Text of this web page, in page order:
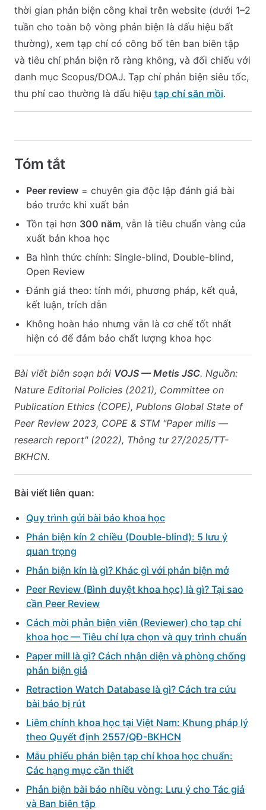
thời gian phản biện công khai trên website (dưới 1–2
tuần cho toàn bộ vòng phản biện là dấu hiệu bất
thường), xem tạp chí có công bố tên ban biên tập
và tiêu chí phản biện rõ ràng không, và đối chiếu với
danh mục Scopus/DOAJ. Tạp chí phản biện siêu tốc,
thu phí cao thường là dấu hiệu tạp chí săn mồi.
Tóm tắt
Peer review = chuyên gia độc lập đánh giá bài
báo trước khi xuất bản
Tồn tại hơn 300 năm, vẫn là tiêu chuẩn vàng của
xuất bản khoa học
Ba hình thức chính: Single-blind, Double-blind,
Open Review
Đánh giá theo: tính mới, phương pháp, kết quả,
kết luận, trích dẫn
Không hoàn hảo nhưng vẫn là cơ chế tốt nhất
hiện có để đảm bảo chất lượng khoa học
Bài viết biên soạn bởi VOJS — Metis JSC. Nguồn:
Nature Editorial Policies (2021), Committee on
Publication Ethics (COPE), Publons Global State of
Peer Review 2023, COPE & STM "Paper mills —
research report" (2022), Thông tư 27/2025/TT-
BKHCN.
Bài viết liên quan:
Quy trình gửi bài báo khoa học
Phản biện kín 2 chiều (Double-blind): 5 lưu ý
quan trọng
Phản biện kín là gì? Khác gì với phản biện mở
Peer Review (Bình duyệt khoa học) là gì? Tại sao
cần Peer Review
Cách mời phản biện viên (Reviewer) cho tạp chí
khoa học — Tiêu chí lựa chọn và quy trình chuẩn
Paper mill là gì? Cách nhận diện và phòng chống
phản biện giả
Retraction Watch Database là gì? Cách tra cứu
bài báo bị rút
Liêm chính khoa học tại Việt Nam: Khung pháp lý
theo Quyết định 2557/QĐ-BKHCN
Mẫu phiếu phản biện tạp chí khoa học chuẩn:
Các hạng mục cần thiết
Phản biện bài báo nhiều vòng: Lưu ý cho Tác giả
và Ban biên tập